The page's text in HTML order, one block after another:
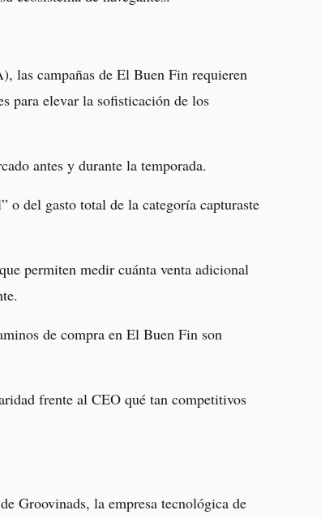
las campañas de El Buen Fin requieren
para elevar la sofisticación de los
antes y durante la temporada.
o del gasto total de la categoría capturaste
permiten medir cuánta venta adicional
de compra en El Buen Fin son
frente al CEO qué tan competitivos
Groovinads, la empresa tecnológica de